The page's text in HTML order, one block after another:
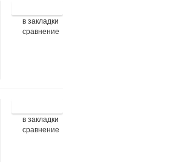
в закладки
сравнение
в закладки
сравнение